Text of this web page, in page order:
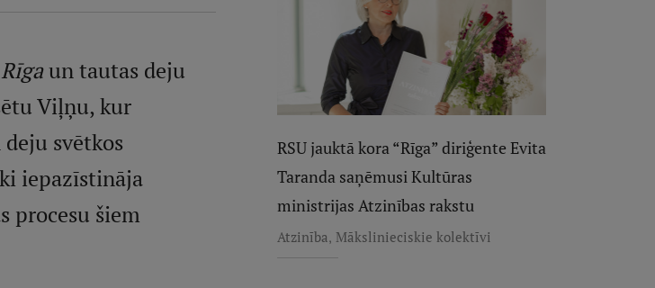
Rīgaun tautas deju
Viļņu, kur
svētkos
iepazīstināja
procesu šiem
RSU jauktā kora “Rīga” diriģente Evita
Taranda saņēmusi Kultūras
ministrijas Atzinības rakstu
Atzinība, Mākslinieciskie kolektīvi